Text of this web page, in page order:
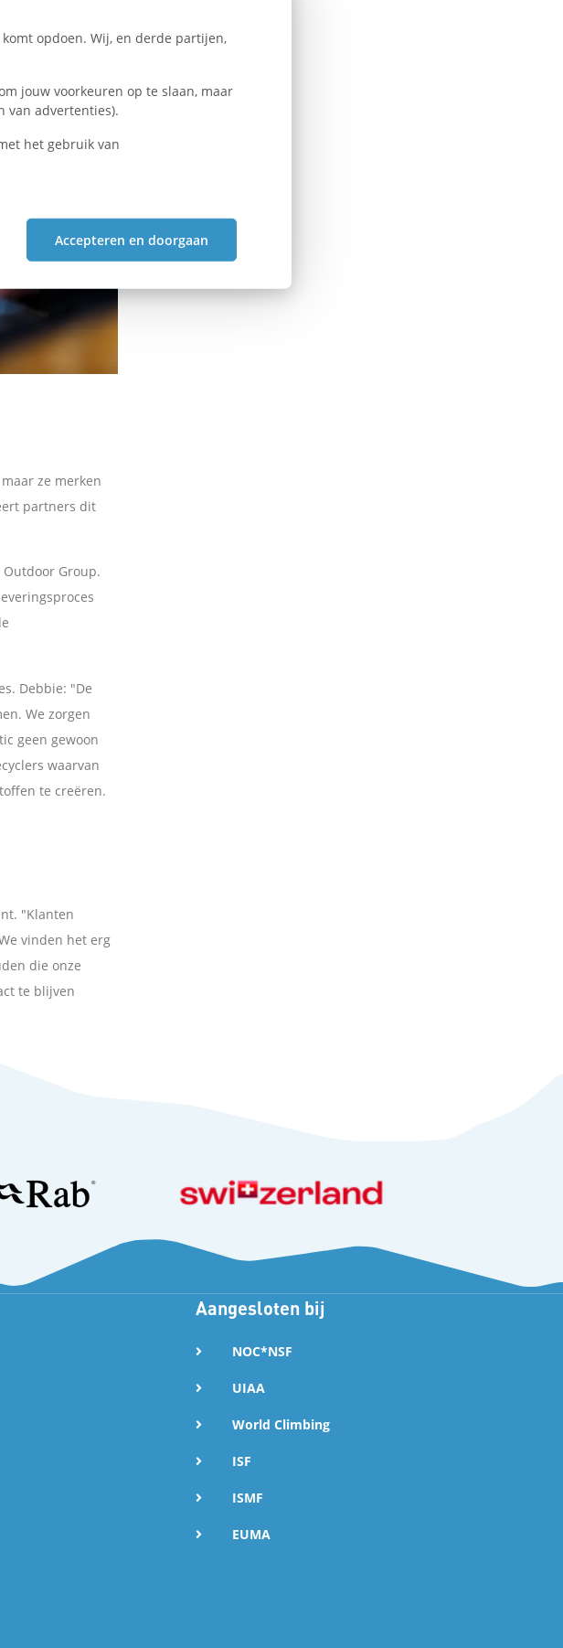
opdoen. Wij, en derde partijen,
jouw voorkeuren op te slaan, maar
van advertenties).
het gebruik van
Accepteren en doorgaan
ze merken
partners dit
Outdoor Group.
Debbie: "De
We zorgen
geen gewoon
waarvan
te creëren.
"Klanten
vinden het erg
die onze
te blijven
Aangesloten bij
NOC*NSF
UIAA
World Climbing
ISF
ISMF
EUMA